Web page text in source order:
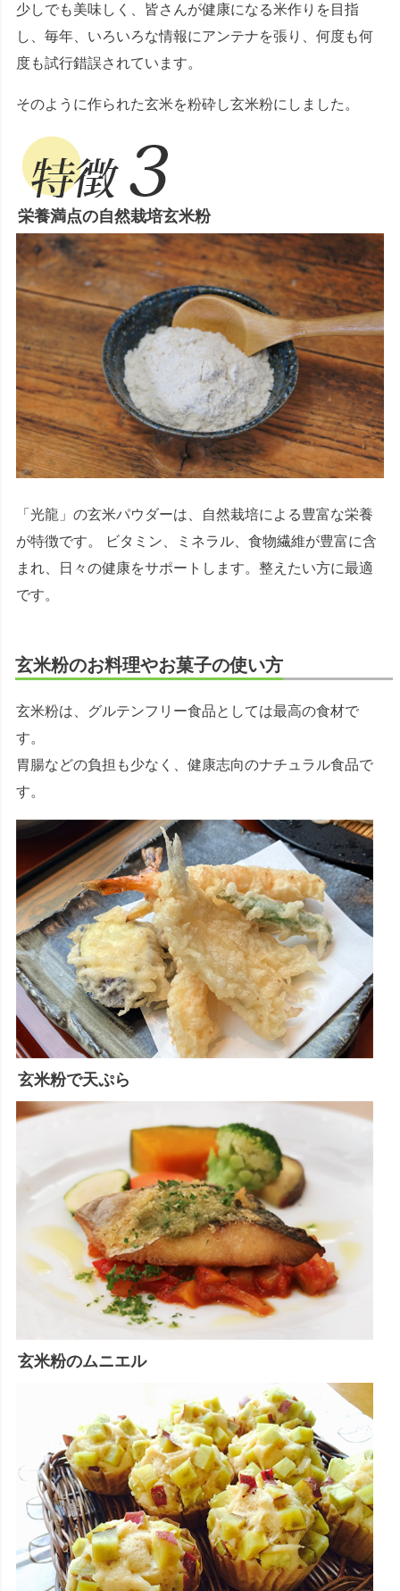
少しでも美味しく、皆さんが健康になる米作りを目指
し、毎年、いろいろな情報にアンテナを張り、何度も何
度も試行錯誤されています。
そのように作られた玄米を粉砕し玄米粉にしました。
栄養満点の自然栽培玄米粉
「光龍」の玄米パウダーは、自然栽培による豊富な栄養
が特徴です。 ビタミン、ミネラル、食物繊維が豊富に含
まれ、日々の健康をサポートします。整えたい方に最適
です。
玄米粉のお料理やお菓子の使い方
玄米粉は、グルテンフリー食品としては最高の食材で
す。
胃腸などの負担も少なく、健康志向のナチュラル食品で
す。
玄米粉で天ぷら
玄米粉のムニエル